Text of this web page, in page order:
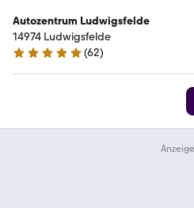
Autozentrum Ludwigsfelde
14974 Ludwigsfelde
4.8 Sterne
(62)